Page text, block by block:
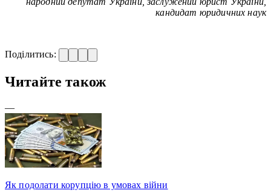
кандидат юридичних наук
Поділитись:
Читайте також
—
Як подолати корупцію в умовах війни